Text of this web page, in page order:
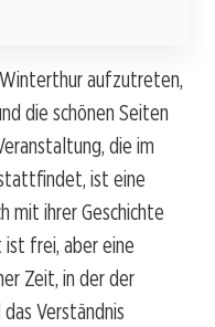
aufzutreten,
die schönen Seiten
die im
ist eine
mit ihrer Geschichte
frei, aber eine
Zeit, in der der
Verständnis